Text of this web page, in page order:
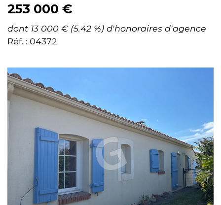
253 000 €
dont 13 000 € (5.42 %) d'honoraires d'agence
Réf. : 04372